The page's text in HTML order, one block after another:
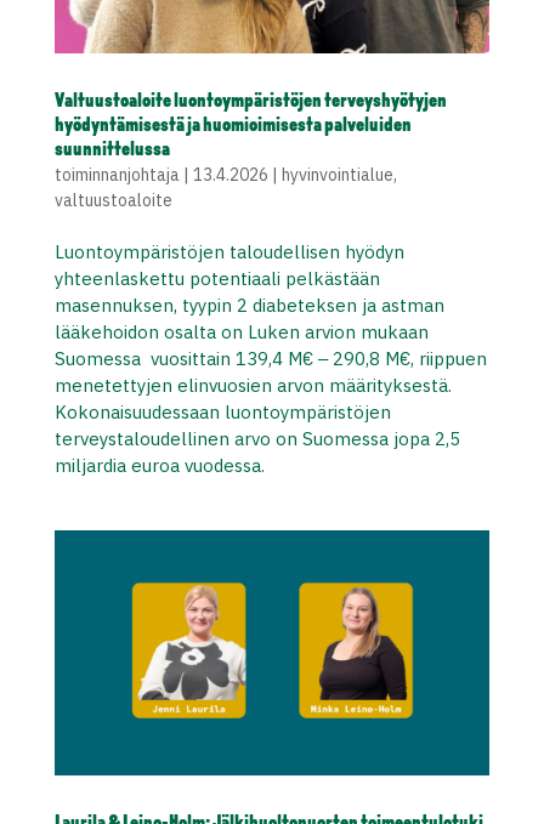
Valtuustoaloite luontoympäristöjen terveyshyötyjen
hyödyntämisestä ja huomioimisesta palveluiden
suunnittelussa
toiminnanjohtaja| 13.4.2026 hyvinvointialue,
valtuustoaloite
Luontoympäristöjen taloudellisen hyödyn
yhteenlaskettu potentiaali pelkästään
masennuksen, tyypin 2 diabeteksen ja astman
lääkehoidon osalta on Luken arvion mukaan
Suomessa vuosittain 139,4 M€ ‒ 290,8 M€, riippuen
menetettyjen elinvuosien arvon määrityksestä.
Kokonaisuudessaan luontoympäristöjen
terveystaloudellinen arvo on Suomessa jopa 2,5
miljardia euroa vuodessa.